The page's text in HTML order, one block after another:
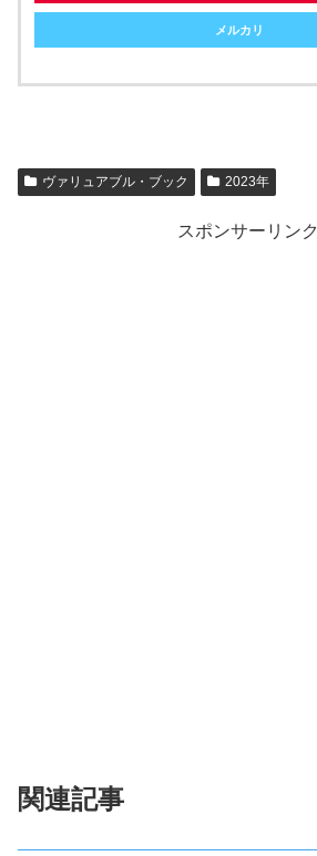
メルカリ
ヴァリュアブル・ブック 2023年
スポンサーリンク
関連記事